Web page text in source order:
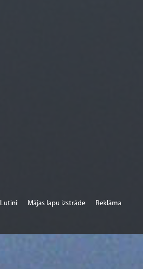
Lutini Mājas lapu izstrāde Reklāma